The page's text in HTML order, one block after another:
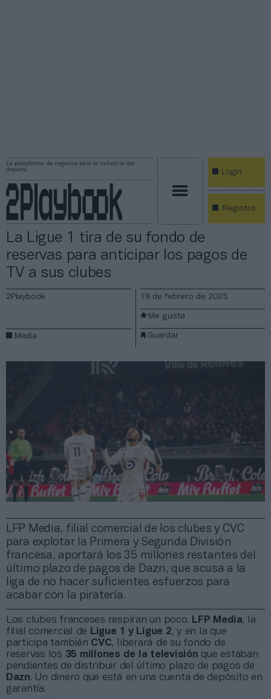
La plataforma de negocios para la industria del
deporte
Login
Registro
La Ligue 1 tira de su fondo de
reservas para anticipar los pagos de
TV a sus clubes
LFP Media, filial comercial de los clubes y CVC
para explotar la Primera y Segunda División
francesa, aportará los 35 millones restantes del
último plazo de pagos de Dazn, que acusa a la
liga de no hacer suficientes esfuerzos para
acabar con la piratería.
2Playbook
Media
18 de febrero de 2025
Guardar
Me gusta
Los clubes franceses respiran un poco. LFP Media, la
filial comercial de Ligue 1 y Ligue 2, y en la que
participa también CVC, liberará de su fondo de
reservas los 35 millones de la televisión que estaban
pendientes de distribuir del último plazo de pagos de
Dazn. Un dinero que está en una cuenta de depósito en
garantía.